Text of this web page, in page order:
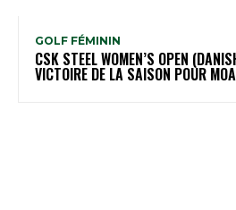
GOLF FÉMININ
CSK STEEL WOMEN’S OPEN
VICTOIRE DE LA SAISON POUR